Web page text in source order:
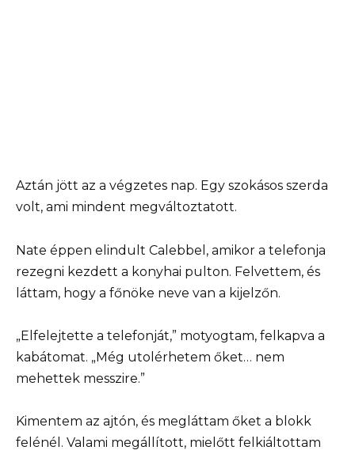
Aztán jött az a végzetes nap. Egy szokásos szerda
volt, ami mindent megváltoztatott.
Nate éppen elindult Calebbel, amikor a telefonja
rezegni kezdett a konyhai pulton. Felvettem, és
láttam, hogy a főnöke neve van a kijelzőn.
„Elfelejtette a telefonját,” motyogtam, felkapva a
kabátomat. „Még utolérhetem őket… nem
mehettek messzire.”
Kimentem az ajtón, és megláttam őket a blokk
felénél. Valami megállított, mielőtt felkiáltottam